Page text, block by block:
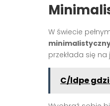
W świecie
przekłada się na
C/ldpe